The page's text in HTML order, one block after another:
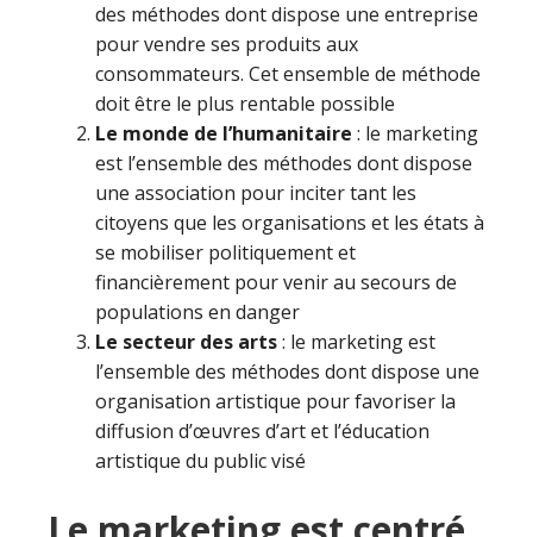
des méthodes dont dispose une entreprise
pour vendre ses produits aux
consommateurs. Cet ensemble de méthode
doit être le plus rentable possible
Le monde de l’humanitaire : le marketing
est l’ensemble des méthodes dont dispose
une association pour inciter tant les
citoyens que les organisations et les états à
se mobiliser politiquement et
financièrement pour venir au secours de
populations en danger
Le secteur des arts: le marketing est
l’ensemble des méthodes dont dispose une
organisation artistique pour favoriser la
diffusion d’œuvres d’art et l’éducation
artistique du public visé